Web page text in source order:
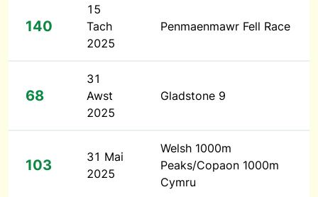
140
15
Tach
2025
Penmaenmawr Fell Race
68
31
Awst
2025
Gladstone 9
103
31 Mai
2025
Welsh 1000m
Peaks/Copaon 1000m
Cymru